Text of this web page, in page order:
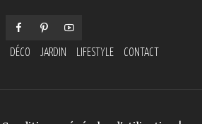
DÉCO JARDIN LIFESTYLE CONTACT